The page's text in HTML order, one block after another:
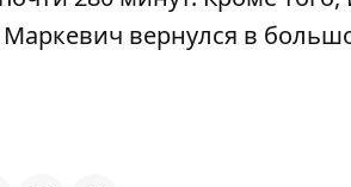
вернулся в